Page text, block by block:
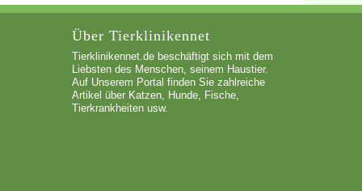
Über Tierklinikennet
Tierklinikennet.de beschäftigt sich mit dem
Liebsten des Menschen, seinem Haustier.
Auf Unserem Portal finden Sie zahlreiche
Artikel über Katzen, Hunde, Fische,
Tierkrankheiten usw.